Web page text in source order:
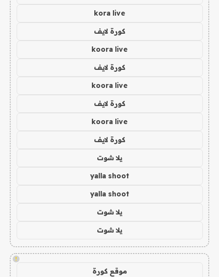
kora live
كورة لايف
koora live
كورة لايف
koora live
كورة لايف
koora live
كورة لايف
يلا شوت
yalla shoot
yalla shoot
يلا شوت
يلا شوت
!
موقع كورة